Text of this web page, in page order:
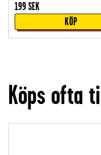
199 SEK
KÖP
Köps ofta